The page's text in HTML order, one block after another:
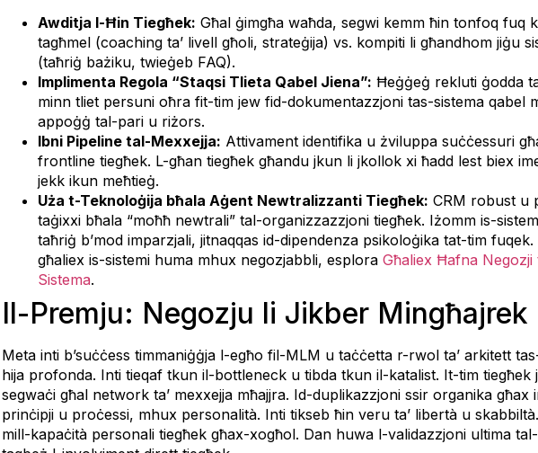
Awditja l-Ħin Tiegħek: Għal ġimgħa waħda, segwi kemm ħin tonfoq fuq
tagħmel (coaching ta’ livell għoli, strateġija) vs. kompiti li għandhom jiġu
(taħriġ bażiku, twieġeb FAQ).
Implimenta Regola “Staqsi Tlieta Qabel Jiena”: Ħeġġeġ rekluti ġodda
minn tliet persuni oħra fit-tim jew fid-dokumentazzjoni tas-sistema qabel
appoġġ tal-pari u riżors.
Ibni Pipeline tal-Mexxejja: Attivament identifika u żviluppa suċċessuri
frontline tiegħek. L-għan tiegħek għandu jkun li jkollok xi ħadd lest biex
jekk ikun meħtieġ.
Uża t-Teknoloġija bħala Aġent Newtralizzanti Tiegħek: CRM robust u
taġixxi bħala “moħħ newtrali” tal-organizzazzjoni tiegħek. Iżomm is-
taħriġ b’mod imparzjali, jitnaqqas id-dipendenza psikoloġika tat-tim
għaliex is-sistemi huma mhux negozjabbli, esplora Għaliex Ħafna
Sistema.
Il-Premju: Negozju li Jikber Mingħajrek
Meta inti b’suċċess timmaniġġja l-egħo fil-MLM u taċċetta r-rwol ta’ arkitett
hija profonda. Inti tieqaf tkun il-bottleneck u tibda tkun il-katalist. It-tim tiegħek
segwaċi għal network ta’ mexxejja mħajjra. Id-duplikazzjoni ssir organika
prinċipji u proċessi, mhux personalità. Inti tikseb ħin veru ta’ libertà u
mill-kapaċità personali tiegħek għax-xogħol. Dan huwa l-validazzjoni ultima